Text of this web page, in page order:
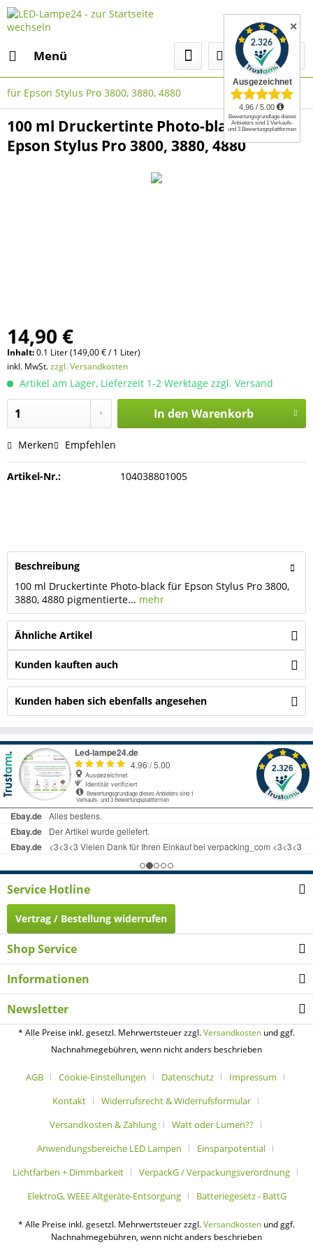
Menü
für Epson Stylus Pro 3800, 3880, 4880
100 ml Druckertinte Photo-black für
Epson Stylus Pro 3800, 3880, 4880
14,90 €
Inhalt:0.1 Liter (149,00 € / 1 Liter)
inkl. MwSt.zzgl. Versandkosten
Artikel am Lager, Lieferzeit 1-2 Werktage zzgl. Versand
In den Warenkorb
Merken Empfehlen
Artikel-Nr.: 104038801005
Beschreibung
100 ml Druckertinte Photo-black für Epson Stylus Pro 3800,
3880, 4880 pigmentierte... mehr
Ähnliche Artikel
Kunden kauften auch
Kunden haben sich ebenfalls angesehen
✕
Service Hotline
Vertrag / Bestellung widerrufen
Shop Service
Informationen
Newsletter
* Alle Preise inkl. gesetzl. Mehrwertsteuer zzgl.Versandkosten und ggf.
Nachnahmegebühren, wenn nicht anders beschrieben
AGB Cookie-Einstellungen Datenschutz
Impressum
Kontakt
Widerrufsrecht & Widerrufsformular
Versandkosten & Zahlung
Watt oder Lumen??
Anwendungsbereiche LED Lampen
Einsparpotential
Lichtfarben + Dimmbarkeit
VerpackG / Verpackungsverordnung
ElektroG, WEEE Altgeräte-Entsorgung
Batteriegesetz - BattG
* Alle Preise inkl. gesetzl. Mehrwertsteuer zzgl.Versandkosten und ggf.
Nachnahmegebühren, wenn nicht anders beschrieben